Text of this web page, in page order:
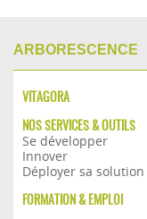
ARBORESCENCE
VITAGORA
NOS SERVICES & OUTILS
Se développer
Innover
Déployer sa solution
FORMATION & EMPLOI